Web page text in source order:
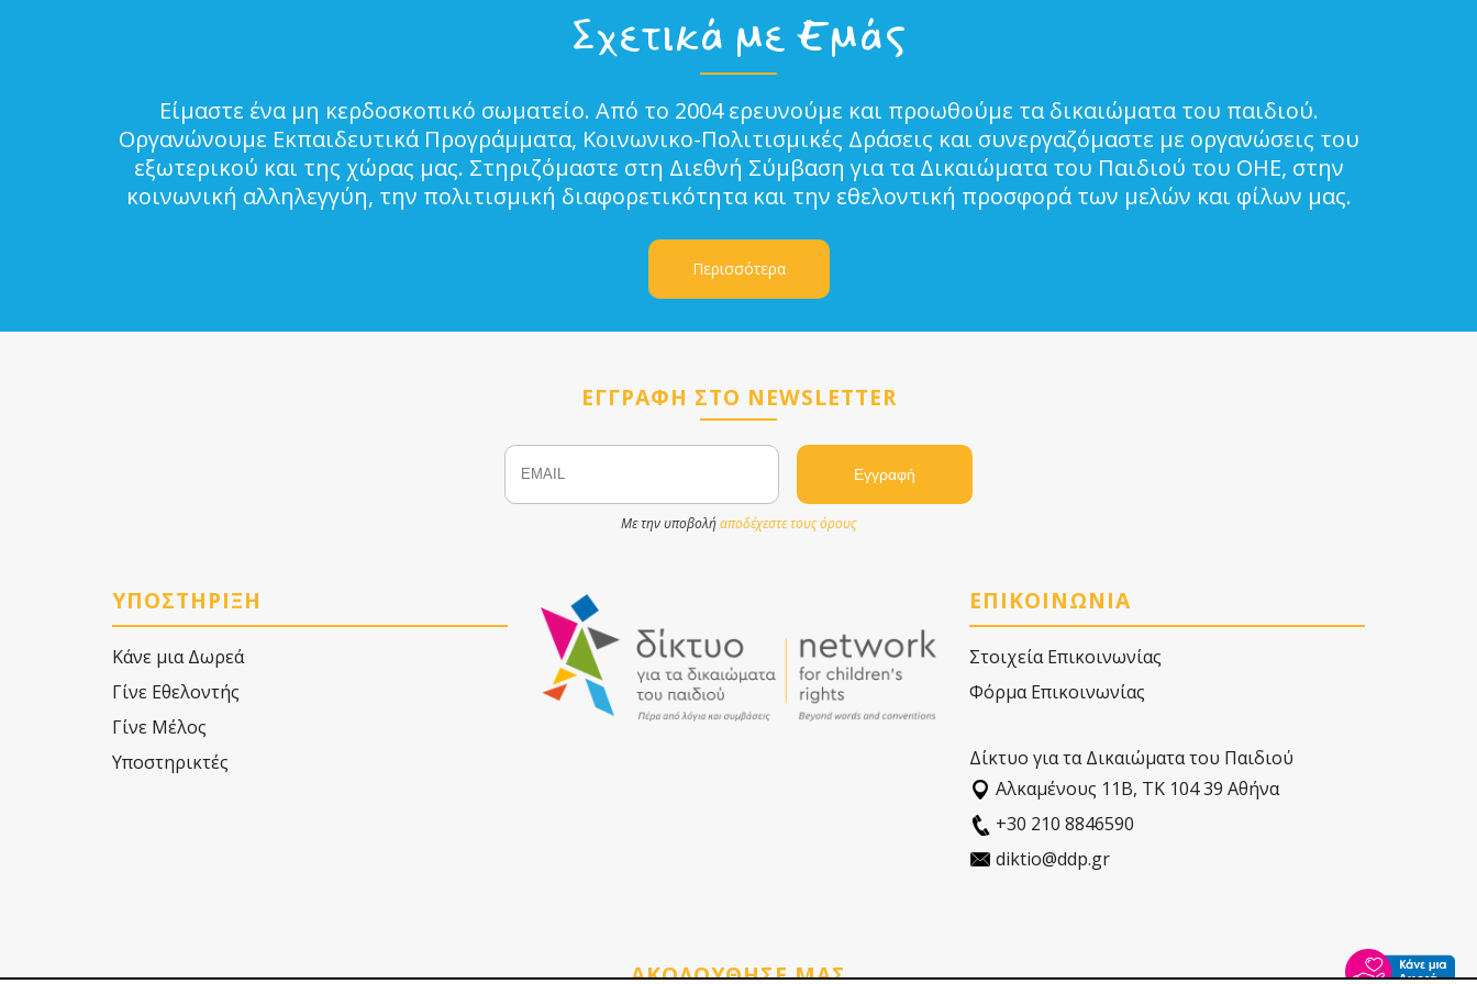
Σχετικά με Εμάς
Είμαστε ένα μη κερδοσκοπικό σωματείο. Από το 2004 ερευνούμε και προωθούμε τα δικαιώματα του παιδιού.
Οργανώνουμε Εκπαιδευτικά Προγράμματα, Κοινωνικο-Πολιτισμικές Δράσεις και συνεργαζόμαστε με οργανώσεις του
εξωτερικού και της χώρας μας. Στηριζόμαστε στη Διεθνή Σύμβαση για τα Δικαιώματα του Παιδιού του ΟΗΕ, στην
κοινωνική αλληλεγγύη, την πολιτισμική διαφορετικότητα και την εθελοντική προσφορά των μελών και φίλων μας.
Περισσότερα
ΕΓΓΡΑΦΗ ΣΤΟ NEWSLETTER
Email Name
Με την υποβολήαποδέχεστε τους όρους
ΥΠΟΣΤΗΡΙΞΗ
Κάνε μια Δωρεά
Γίνε Εθελοντής
Γίνε Μέλος
Υποστηρικτές
ΕΠΙΚΟΙΝΩΝΙΑ
Στοιχεία Επικοινωνίας
Φόρμα Επικοινωνίας
Δίκτυο για τα Δικαιώματα του Παιδιού
Αλκαµένους 11Β, ΤΚ 104 39 Αθήνα
+30 210 8846590
diktio@ddp.gr
ΑΚΟΛΟΥΘΗΣΕ ΜΑΣ